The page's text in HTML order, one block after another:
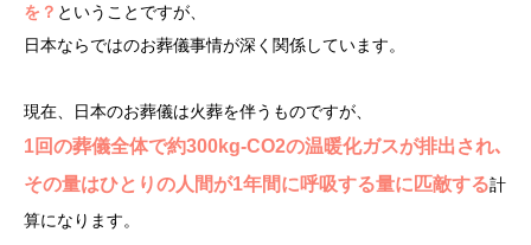
を？ ということですが、
日本ならではのお葬儀事情が深く関係しています。
現在、日本のお葬儀は火葬を伴うものですが、
1回の葬儀全体で約300kg-CO2の温暖化ガスが排出され､
その量はひとりの人間が1年間に呼吸する量に匹敵する計
算になります。